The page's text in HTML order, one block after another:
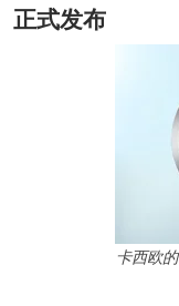
正式发布
卡西欧